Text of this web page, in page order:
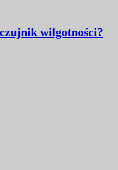
wilgotności?